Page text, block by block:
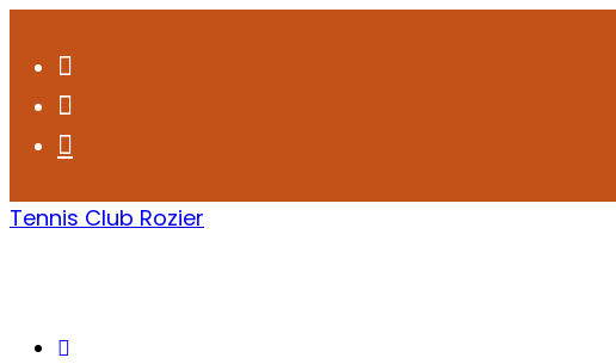
Tennis Club Rozier